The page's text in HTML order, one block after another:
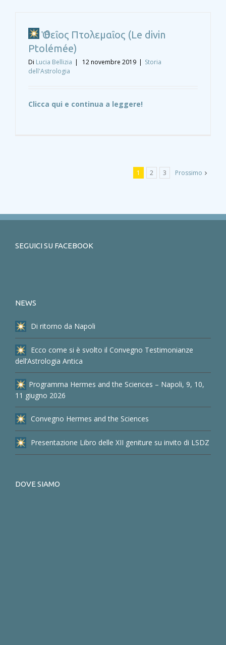
Ὁ θεῖος Πτολεμαῖος (Le divin
Ptolémée)
Di Lucia Bellizia | 12 novembre 2019 | Storia
dell'Astrologia
Clicca qui e continua a leggere!
1 2 3 Prossimo
SEGUICI SU FACEBOOK
NEWS
Di ritorno da Napoli
Ecco come si è svolto il Convegno Testimonianze
dell’Astrologia Antica
Programma Hermes and the Sciences – Napoli, 9, 10,
11 giugno 2026
Convegno Hermes and the Sciences
Presentazione Libro delle XII geniture su invito di LSDZ
DOVE SIAMO